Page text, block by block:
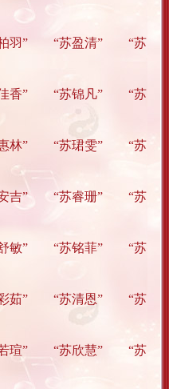
羽” “苏盈清” “苏
香” “苏锦凡” “苏
林” “苏珺雯” “苏
吉” “苏睿珊” “苏
敏” “苏铭菲” “苏
茹” “苏清恩” “苏
瑄” “苏欣慧” “苏